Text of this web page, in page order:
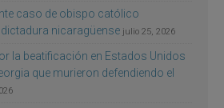
caso de obispo católico
nicaragüense julio 25, 2026
la beatificación en Estados Unidos
que murieron defendiendo el